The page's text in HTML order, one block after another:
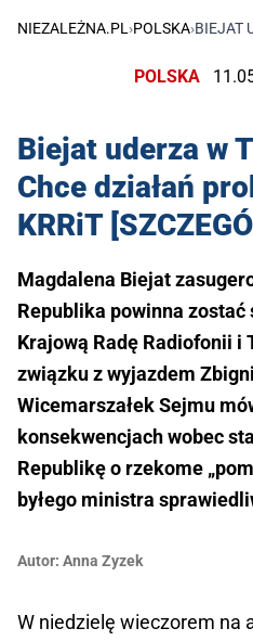
NIEZALEŻNA.PL ›POLSKA›BIEJAT
POLSKA
Biejat uderza w
Chce działań
KRRiT
Magdalena Biejat
Republika powinna
Krajową Radę Radiofonii
związku z wyjazdem
Wicemarszałek Sejmu
konsekwencjach wobec
Republikę o rzekome
byłego ministra
Autor: Anna Zyzek
W niedzielę wieczorem na